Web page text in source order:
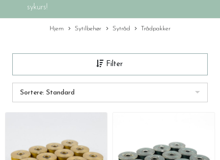
sykurs!
Hjem Sytilbehør Sytråd Trådpakker
Filter
Sortere: Standard